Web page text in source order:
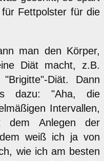
Fettpolster für die
man den Körper,
Diät macht, z.B.
Diät. Dann
dazu: "Aha, die
Intervallen,
Anlegen der
weiß ich ja von
wie ich am besten